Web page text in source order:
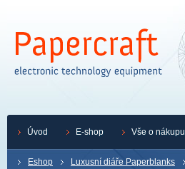
Eshop Luxusní diáře Paperblanks
Úvod E-shop Vše o nákupu